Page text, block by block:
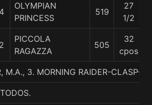
4
OLYMPIAN
PRINCESS
519
27
1/2
2
PICCOLA
RAGAZZA
505
32
cpos
M.A., 3. MORNING RAIDER-CLASP-